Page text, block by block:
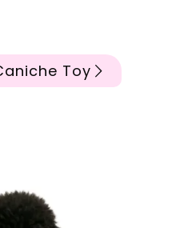
Toy